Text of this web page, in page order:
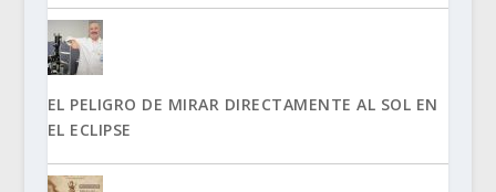
EL PELIGRO DE MIRAR DIRECTAMENTE AL SOL EN
EL ECLIPSE